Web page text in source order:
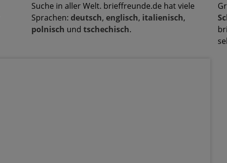
Suche in aller Welt. brieffreunde.de hat viele
Sprachen: deutsch, englisch, italienisch,
polnisch und tschechisch.